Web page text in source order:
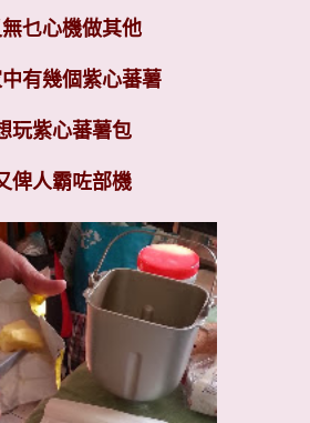
乜心機做其他
有幾個紫心蕃薯
玩紫心蕃薯包
俾人霸咗部機